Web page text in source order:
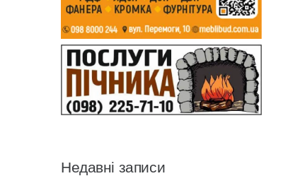
Недавні записи